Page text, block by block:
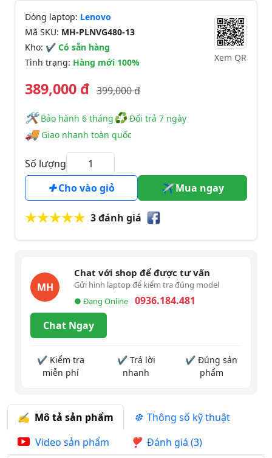
Dòng laptop: Lenovo
Mã SKU: MH-PLNVG480-13
Kho: ✔ Có sẵn hàng
Tình trạng: Hàng mới 100% Xem QR
389,000 đ 399,000 đ
🛠️️ Bảo hành 6 tháng♻Đổi trả 7 ngày
🚚Giao nhanh toàn quốc
Số lượng
Cho vào giỏ
Mua ngay
3 đánh giá
MH
Chat với shop để được tư vấn
Gửi hình laptop để kiểm tra đúng model
● Đang Online
0936.184.481
Chat Ngay
✔ Kiểm tra
miễn phí
✔ Trả lời
nhanh
✔ Đúng sản
phẩm
Mô tả sản phẩm
Thông số kỹ thuật
Video sản phẩm
Đánh giá (3)